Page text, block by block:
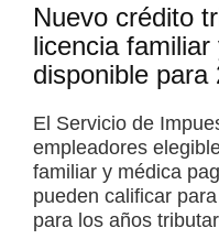
Nuevo crédito
licencia
disponible para
El Servicio de
empleadores
familiar y médica
pueden calificar
para los años